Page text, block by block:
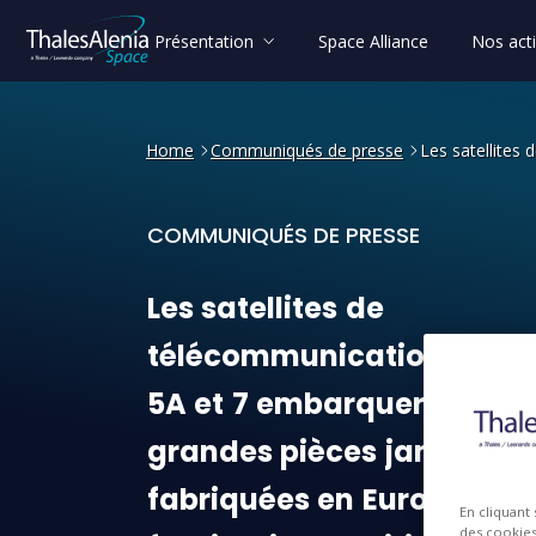
Présentation Space Alliance Nos
Home Communiqués de presse Les satellites
COMMUNIQUÉS DE PRESSE
Les satellites de
Lessatellites de
télécommunication
5A et 7 embarqueront les
grandes pièces jamais
fabriquées en Europeen
En cliquant
des